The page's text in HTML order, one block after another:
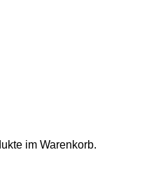
im Warenkorb.